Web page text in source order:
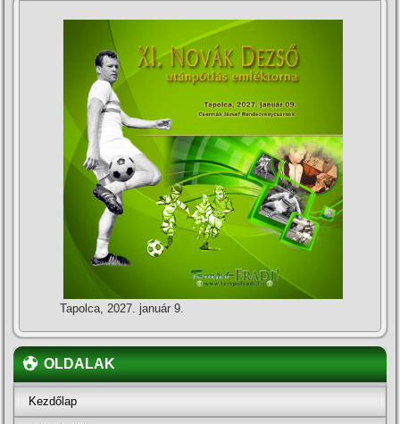
Tapolca, 2027. január 9.
OLDALAK
Kezdőlap